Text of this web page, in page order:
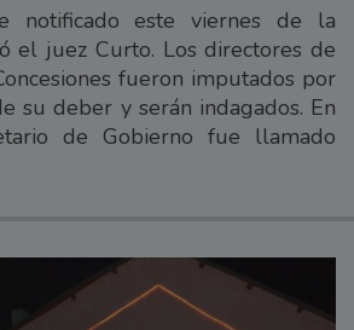
notificado este viernes de la
el juez Curto. Los directores de
fueron imputados por
su deber y serán indagados. En
de Gobierno fue llamado